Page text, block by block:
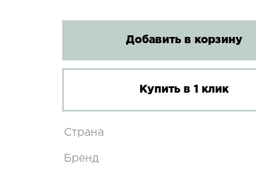
Добавить в корзину
Купить в 1 клик
Страна
Бренд